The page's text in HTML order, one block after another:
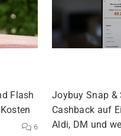
Flash
6
Joybuy Snap &
Cashback auf
Aldi, DM und